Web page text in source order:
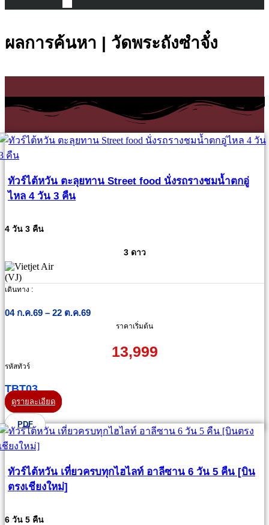
ผลการค้นหา | วัดพระถังซำจั๋ง
ทัวร์ไต้หวัน ตะลุยทาน Street food นั่งรถรางชมน้ำตกอู่
ไหล 4 วัน 3 คืน
4 วัน 3 คืน
3 ดาว
เดินทาง :
04 ก.ค.69 – 22 ต.ค.69
ราคาเริ่มต้น
13,999
รหัสทัวร์
TBT03
ดูรายละเอียด
PDF
ทัวร์ไต้หวัน เที่ยวครบทุกไฮไลท์ อาลีซาน 6 วัน 5 คืน [บิน
ตรงเชียงใหม่]
6 วัน 5 คืน